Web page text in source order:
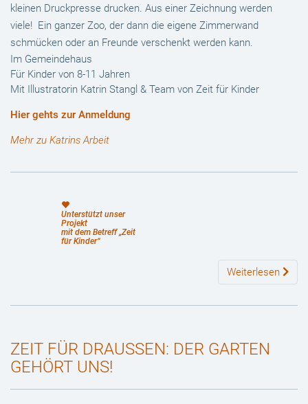
kleinen Druckpresse drucken. Aus einer Zeichnung werden
viele! Ein ganzer Zoo, der dann die eigene Zimmerwand
schmücken oder an Freunde verschenkt werden kann.
Im Gemeindehaus
Für Kinder von 8-11 Jahren
Mit Illustratorin Katrin Stangl & Team von Zeit für Kinder
Hier gehts zur Anmeldung
Mehr zu Katrins Arbeit
Unterstützt unser
Projekt
mit dem Betreff „Zeit
für Kinder“
Weiterlesen
ZEIT FÜR DRAUSSEN: DER GARTEN G
EHÖRT UNS!